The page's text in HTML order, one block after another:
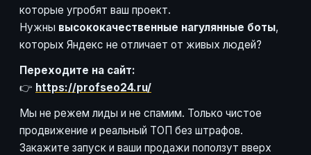
которые угробят ваш проект.
Нужны высококачественные нагулянные боты,
которых Яндекс не отличает от живых людей?
Переходите на сайт:
👉 https://profseo24.ru/
Мы не режем лиды и не спамим. Только чистое
продвижение и реальный ТОП без штрафов.
Закажите запуск и ваши продажи поползут вверх